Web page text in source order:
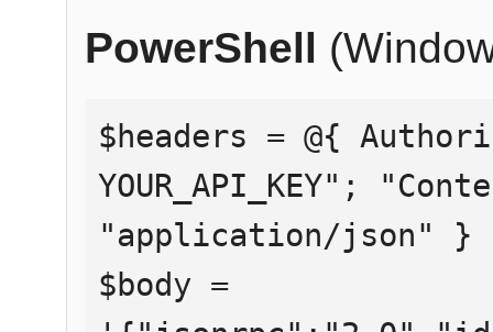
PowerShell
$headers = @{
YOUR_API_KEY";
"application/json" }
$body =